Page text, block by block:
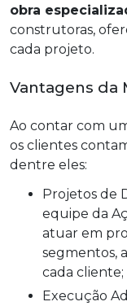
obra
construtoras,
cada projeto.
Vantagens da
Ao contar com
os clientes
dentre eles:
Projetos de Diferentes Portes e Segmentos: A
equipe da
atuar em
segmentos,
cada cliente;
Execução Adequada e Precisa: A empresa